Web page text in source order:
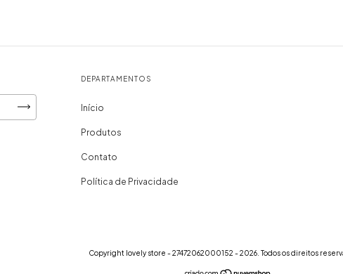
DEPARTAMENTOS
Início
Produtos
Contato
Política de Privacidade
Copyright lovely store - 27472062000152 - 2026. Todos os direitos